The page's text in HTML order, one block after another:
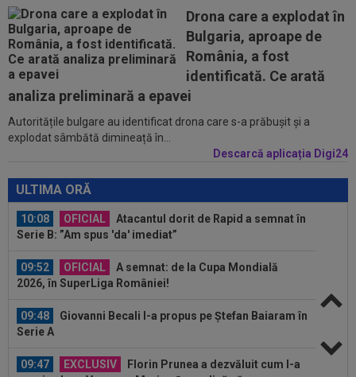
Drona care a explodat în
Bulgaria, aproape de
România, a fost
identificată. Ce arată
analiza preliminară a epavei
Autoritățile bulgare au identificat drona care s-a prăbușit și a
explodat sâmbătă dimineață în...
Descarcă aplicația Digi24
ULTIMA ORĂ
09:47
A anunțat că prietena lui a murit, dar aceasta
nici nu exista. Toată țara a râs...
10:36
Pe loc! Jose Mourinho a spus-o direct, după
ce a văzut ce a decis Vinicius...
10:36 EXCLUSIV
Gigi Becali a luat decizia, după ce
l-a schimbat la pauza meciului FCSB - Farul...
Dalian Yingbo aproape l-au lăsat fără...
10:08 OFICIAL
Atacantul dorit de Rapid a semnat în
Serie B: ”Am spus 'da' imediat”
09:52 OFICIAL
A semnat: de la Cupa Mondială
2026, în SuperLiga României!
09:48
Giovanni Becali l-a propus pe Ștefan Baiaram în
Serie A
09:47 EXCLUSIV
Florin Prunea a dezvăluit cum l-a